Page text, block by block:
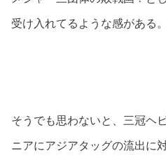
受け入れてるような感がある。
そうでも思わないと、三冠ヘ
ニアにアジアタッグの流出に